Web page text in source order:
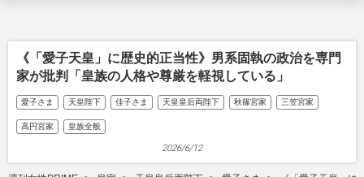
《「愛子天皇」に歴史的正当性》男系固執の政治を専門
家が批判「皇族の人格や尊厳を軽視している」
愛子さま 天皇陛下 佳子さま 天皇皇后両陛下 秋篠宮家 三笠宮家
高円宮家 皇族全般
2026/6/12